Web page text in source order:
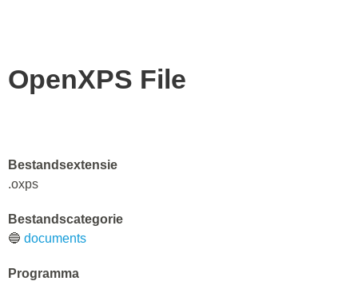
OpenXPS File
Bestandsextensie
.oxps
Bestandscategorie
🔵 documents
Programma